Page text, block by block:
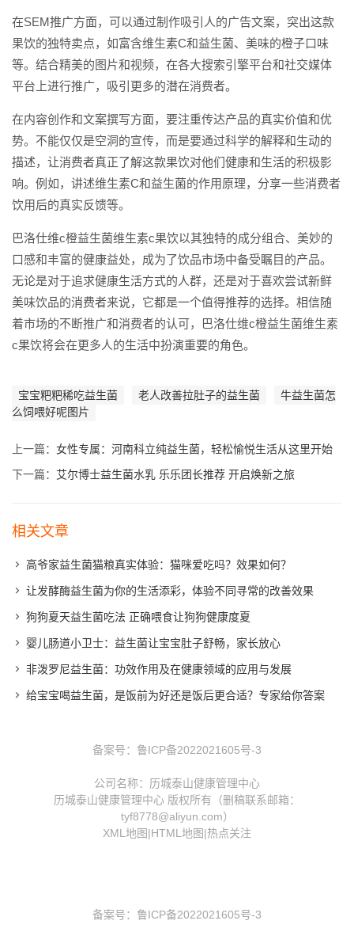
在SEM推广方面，可以通过制作吸引人的广告文案，突出这款
果饮的独特卖点，如富含维生素C和益生菌、美味的橙子口味
等。结合精美的图片和视频，在各大搜索引擎平台和社交媒体
平台上进行推广，吸引更多的潜在消费者。
在内容创作和文案撰写方面，要注重传达产品的真实价值和优
势。不能仅仅是空洞的宣传，而是要通过科学的解释和生动的
描述，让消费者真正了解这款果饮对他们健康和生活的积极影
响。例如，讲述维生素C和益生菌的作用原理，分享一些消费者
饮用后的真实反馈等。
巴洛仕维c橙益生菌维生素c果饮以其独特的成分组合、美妙的
口感和丰富的健康益处，成为了饮品市场中备受瞩目的产品。
无论是对于追求健康生活方式的人群，还是对于喜欢尝试新鲜
美味饮品的消费者来说，它都是一个值得推荐的选择。相信随
着市场的不断推广和消费者的认可，巴洛仕维c橙益生菌维生素
c果饮将会在更多人的生活中扮演重要的角色。
宝宝粑粑稀吃益生菌 老人改善拉肚子的益生菌
牛益生菌怎
么饲喂好呢图片
上一篇： 女性专属：河南科立纯益生菌，轻松愉悦生活从这里开始
下一篇： 艾尔博士益生菌水乳 乐乐团长推荐 开启焕新之旅
相关文章
高爷家益生菌猫粮真实体验：猫咪爱吃吗？效果如何？
让发酵酶益生菌为你的生活添彩，体验不同寻常的改善效果
狗狗夏天益生菌吃法 正确喂食让狗狗健康度夏
婴儿肠道小卫士：益生菌让宝宝肚子舒畅，家长放心
非泼罗尼益生菌：功效作用及在健康领域的应用与发展
给宝宝喝益生菌，是饭前为好还是饭后更合适？专家给你答案
备案号： 鲁ICP备2022021605号-3
公司名称：历城泰山健康管理中心
历城泰山健康管理中心 版权所有（删稿联系邮箱：
tyf8778@aliyun.com）
XML地图|HTML地图|热点关注
备案号： 鲁ICP备2022021605号-3